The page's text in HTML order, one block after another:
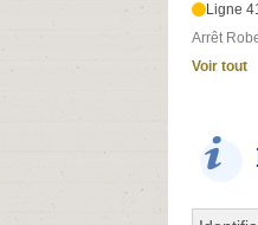
Ligne
Arrêt
Voir tout